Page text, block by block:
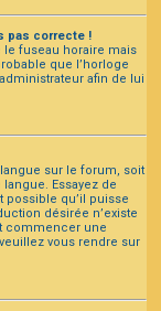
pas correcte !
le fuseau horaire mais
que l’horloge
afin de lui
sur le forum, soit
Essayez de
possible qu’il puisse
désirée n’existe
commencer une
vous rendre sur